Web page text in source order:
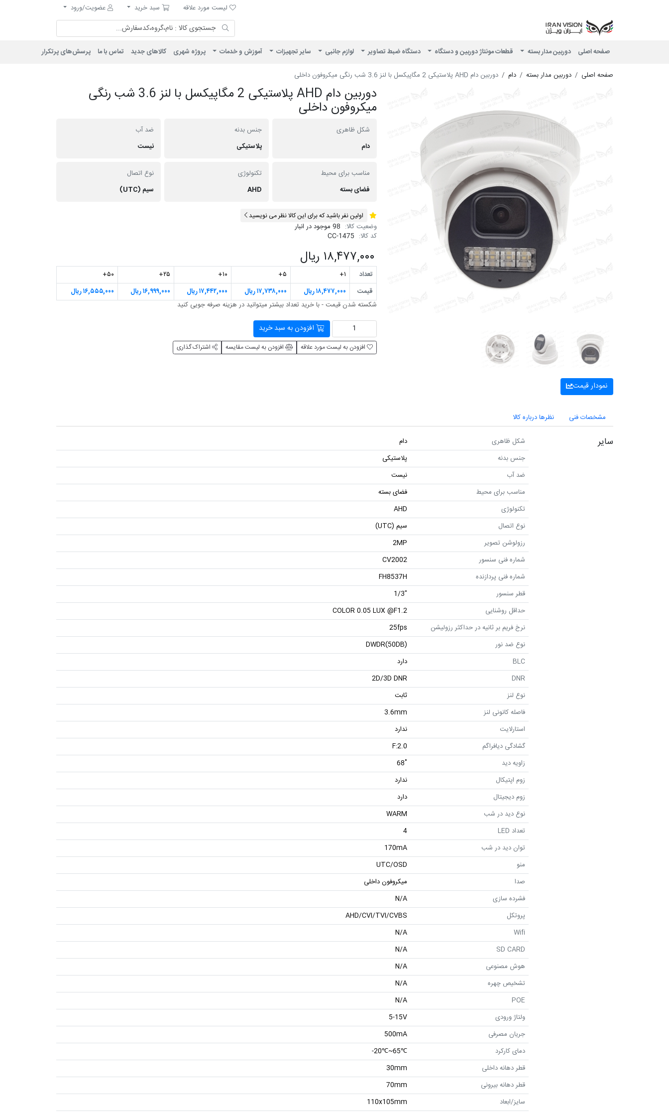
لیست مورد علاقه
لیست مورد علاقه سبد خرید
سبد خرید
عضویت/ورود
صفحه اصلی دوربین مدار بسته قطعات مونتاژ دوربین و دستگاه دستگاه ضبط تصاویر لوازم جانبی سایر تجهیزات آموزش و خدمات پروژه شهری کالاهای جدید تماس با ما پرسش‌های پرتکرار
صفحه اصلی دوربین مدار بسته دام دوربین دام AHD پلاستیکی 2 مگاپیکسل با لنز 3.6 شب رنگی میکروفون داخلی
نمودار قیمت
دوربین دام AHD پلاستیکی 2 مگاپیکسل با لنز 3.6 شب رنگی
میکروفون داخلی
شکل ظاهری
دام
جنس بدنه
پلاستیکی
ضد آب
نیست
مناسب برای محیط
فضای بسته
تکنولوژی
AHD
نوع اتصال
سیم (UTC)
اولین نفر باشید که برای این کالا نظر می نویسید
وضعیت کالا: 98 موجود در انبار
کد کالا: CC-1475
۱۸,۴۷۷,۰۰۰ ریال
شکسته شدن قیمت - با خرید تعداد بیشتر می‎توانید در هزینه صرفه جویی کنید
تعداد ۱+ ۵+ ۱۰+ ۲۵+
۵۰+
قیمت
۱۸,۴۷۷,۰۰۰ ریال ۱۷,۷۳۸,۰۰۰ ریال ۱۷,۴۴۲,۰۰۰ ریال ۱۶,۹۹۹,۰۰۰ ریال ۱۶,۵۵۵,۰۰۰ ریال
افزودن به سبد خرید
افزودن به لیست مورد علاقه افزودن به لیست مقایسه اشتراک گذاری
مشخصات فنی نظرها درباره کالا
سایر شکل ظاهری
دام
جنس بدنه
پلاستیکی
ضد آب
نیست
مناسب برای محیط
فضای بسته
تکنولوژی
AHD
نوع اتصال
سیم (UTC)
رزولوشن تصویر
2MP
شماره فنی سنسور
CV2002
شماره فنی پردازنده
FH8537H
قطر سنسور
"1/3
حداقل روشنایی
COLOR 0.05 LUX @F1.2
نرخ فریم بر ثانیه در حداکثر رزولیشن
25fps
نوع ضد نور
DWDR(50DB)
BLC
دارد
DNR
2D/3D DNR
نوع لنز
ثابت
فاصله کانونی لنز
3.6mm
استارلایت
ندارد
گشادگی دیافراگم
F:2.0
زاویه دید
˚68
زوم اپتیکال
ندارد
زوم دیجیتال
دارد
نوع دید در شب
WARM
تعداد LED
4
توان دید در شب
170mA
منو
UTC/OSD
صدا
میکروفون داخلی
فشرده سازی
N/A
پروتکل
AHD/CVI/TVI/CVBS
Wifi
N/A
SD CARD
N/A
هوش مصنوعی
N/A
تشخیص چهره
N/A
POE
N/A
ولتاژ ورودی
5-15V
جریان مصرفی
500mA
دمای کارکرد
℃65~℃20-
قطر دهانه داخلی
30mm
قطر دهانه بیرونی
70mm
سایز/ابعاد
110x105mm